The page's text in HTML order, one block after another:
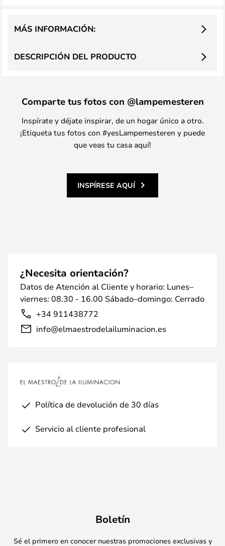
DESCRIPCIÓN DEL PRODUCTO
MÁS INFORMACIÓN:
Comparte tus fotos con @lampemesteren
Inspírate y déjate inspirar, de un hogar único a otro.
¡Etiqueta tus fotos con #yesLampemesteren y puede
que veas tu casa aquí!
INSPÍRESE AQUÍ
¿Necesita orientación?
Datos de Atención al Cliente y horario: Lunes–
viernes: 08.30 - 16.00 Sábado–domingo: Cerrado
+34 911438772
info@elmaestrodelailuminacion.es
Política de devolución de 30 días
Servicio al cliente profesional
Boletín
Sé el primero en conocer nuestras promociones exclusivas y